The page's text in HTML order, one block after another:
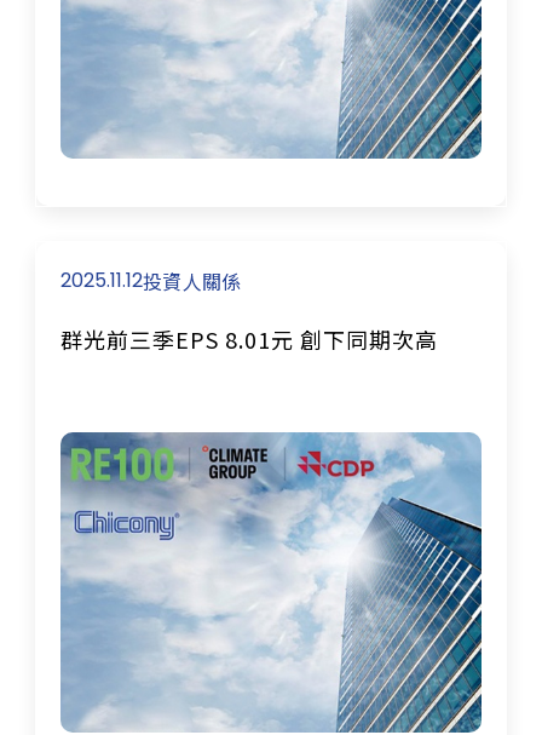
2025.11.12投資人關係
群光前三季EPS 8.01元 創下同期次高